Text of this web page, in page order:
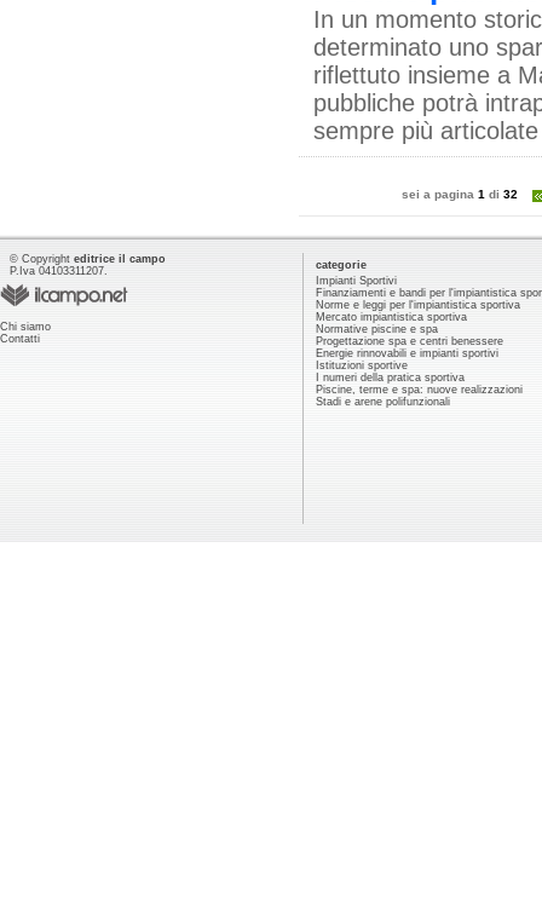
In un momento
determinato uno
riflettuto insieme a
pubbliche potrà
sempre più articolate
sei a pagina 1 di 32
© Copyright editrice il campo
P.Iva 04103311207.
Chi siamo
Contatti
categorie
Impianti Sportivi
Finanziamenti e bandi per l'impiantistica
Norme e leggi per l'impiantistica sportiva
Mercato impiantistica sportiva
Normative piscine e spa
Progettazione spa e centri benessere
Energie rinnovabili e impianti sportivi
Istituzioni sportive
I numeri della pratica sportiva
Piscine, terme e spa: nuove realizzazioni
Stadi e arene polifunzionali